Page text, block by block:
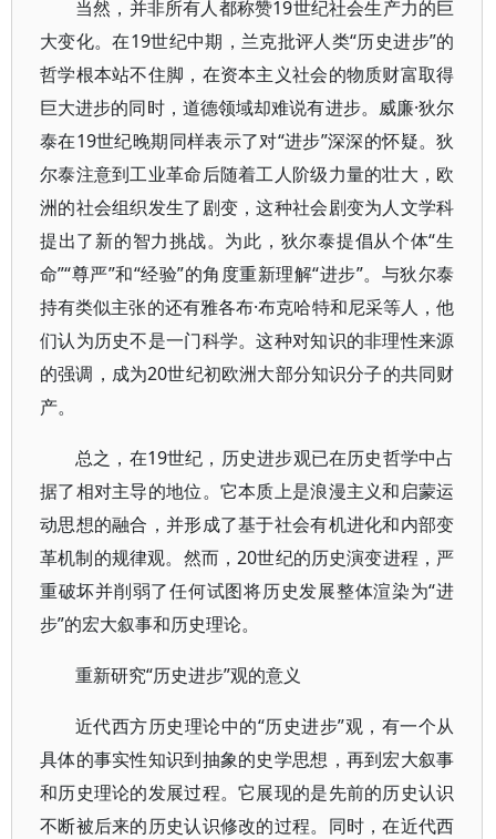
当然，并非所有人都称赞19世纪社会生产力的巨
大变化。在19世纪中期，兰克批评人类“历史进步”的
哲学根本站不住脚，在资本主义社会的物质财富取得
巨大进步的同时，道德领域却难说有进步。威廉·狄尔
泰在19世纪晚期同样表示了对“进步”深深的怀疑。狄
尔泰注意到工业革命后随着工人阶级力量的壮大，欧
洲的社会组织发生了剧变，这种社会剧变为人文学科
提出了新的智力挑战。为此，狄尔泰提倡从个体“生
命”“尊严”和“经验”的角度重新理解“进步”。与狄尔泰
持有类似主张的还有雅各布·布克哈特和尼采等人，他
们认为历史不是一门科学。这种对知识的非理性来源
的强调，成为20世纪初欧洲大部分知识分子的共同财
产。
总之，在19世纪，历史进步观已在历史哲学中占
据了相对主导的地位。它本质上是浪漫主义和启蒙运
动思想的融合，并形成了基于社会有机进化和内部变
革机制的规律观。然而，20世纪的历史演变进程，严
重破坏并削弱了任何试图将历史发展整体渲染为“进
步”的宏大叙事和历史理论。
重新研究“历史进步”观的意义
近代西方历史理论中的“历史进步”观，有一个从
具体的事实性知识到抽象的史学思想，再到宏大叙事
和历史理论的发展过程。它展现的是先前的历史认识
不断被后来的历史认识修改的过程。同时，在近代西